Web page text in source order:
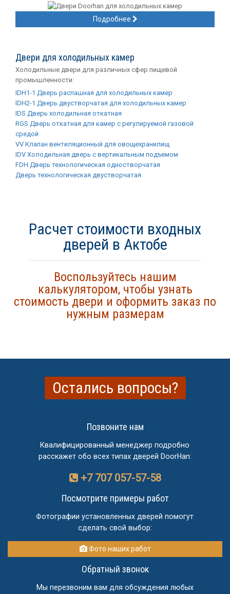
Подробнее
Двери для холодильных камер
Холодильные двери для различных сфер пищевой
промышленности:
IDH1-1 Дверь распашная для холодильных камер
IDH2-1 Дверь двустворчатая для холодильных камер
IDS Дверь холодильная откатная
RGS Дверь откатная для камер с регулируемой газовой
средой
VV Клапан вентиляционный для овощехранилищ
IDV Холодильная дверь с вертикальным подъемом
FDH Дверь технологическая одностворчатая
Дверь технологическая двустворчатая
Расчет стоимости входных
дверей в Актобе
Воспользуйтесь нашим
калькулятором, чтобы узнать
стоимость двери и оформить заказ по
нужным размерам
Остались вопросы?
Позвоните нам
Квалифицированный менеджер подробно
расскажет обо всех типах дверей DoorHan:
+7 707 057-57-58
Посмотрите примеры работ
Фотографии установленных дверей помогут
сделать свой выбор:
Фото наших работ
Обратный звонок
Мы перезвоним вам для обсуждения любых